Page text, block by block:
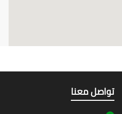
تواصل معنا